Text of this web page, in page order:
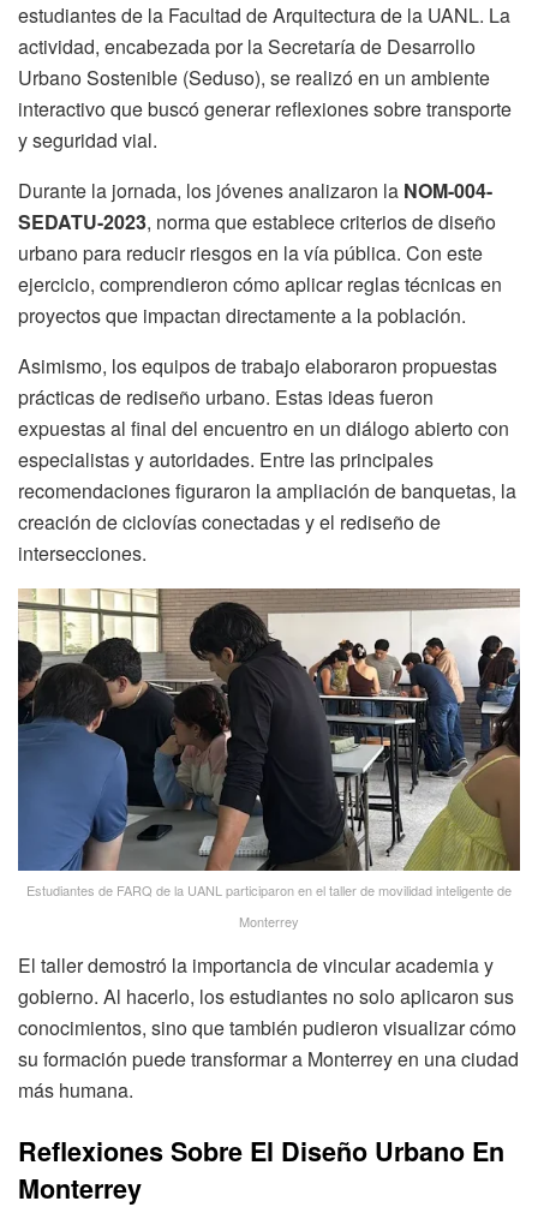
estudiantes de la Facultad de Arquitectura de la UANL. La
actividad, encabezada por la Secretaría de Desarrollo
Urbano Sostenible (Seduso), se realizó en un ambiente
interactivo que buscó generar reflexiones sobre transporte
y seguridad vial.
Durante la jornada, los jóvenes analizaron la NOM-004-
SEDATU-2023, norma que establece criterios de diseño
urbano para reducir riesgos en la vía pública. Con este
ejercicio, comprendieron cómo aplicar reglas técnicas en
proyectos que impactan directamente a la población.
Asimismo, los equipos de trabajo elaboraron propuestas
prácticas de rediseño urbano. Estas ideas fueron
expuestas al final del encuentro en un diálogo abierto con
especialistas y autoridades. Entre las principales
recomendaciones figuraron la ampliación de banquetas, la
creación de ciclovías conectadas y el rediseño de
intersecciones.
Estudiantes de FARQ de la UANL participaron en el taller de movilidad inteligente de
Monterrey
El taller demostró la importancia de vincular academia y
gobierno. Al hacerlo, los estudiantes no solo aplicaron sus
conocimientos, sino que también pudieron visualizar cómo
su formación puede transformar a Monterrey en una ciudad
más humana.
Reflexiones Sobre El Diseño Urbano En
Monterrey